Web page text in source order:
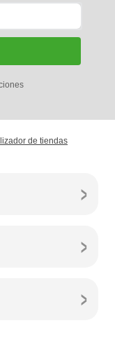
de tiendas